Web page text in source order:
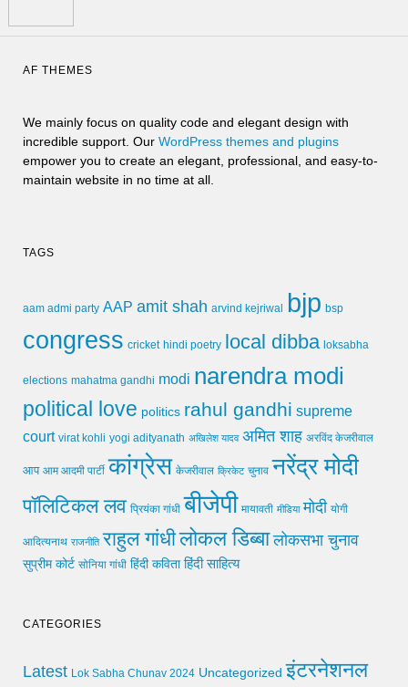
AF THEMES
We mainly focus on quality code and elegant design with
incredible support. Our WordPress themes and plugins
empower you to create an elegant, professional, and easy-to-
maintain website in no time at all.
TAGS
aam admi party AAP amit shah arvind kejriwal bjp bsp
congress cricket hindi poetry local dibba loksabha
elections mahatma gandhi modi narendra modi
political love politics rahul gandhi supreme
court virat kohli yogi adityanath अखिलेश यादव अमित शाह अरविंद केजरीवाल
आप आम आदमी पार्टी कांग्रेस केजरीवाल क्रिकेट चुनाव नरेंद्र मोदी
पॉलिटिकल लव प्रियंका गांधी बीजेपी मायावती मीडिया मोदी योगी
आदित्यनाथ राजनीति राहुल गांधीलोकल डिब्बा लोकसभा चुनाव
सुप्रीम कोर्ट सोनिया गांधी हिंदी कविता हिंदी साहित्य
CATEGORIES
Latest Lok Sabha Chunav 2024 Uncategorized इंटरनेशनल